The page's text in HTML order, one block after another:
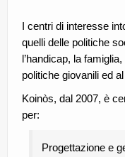
I centri di interesse
quelli delle politiche
l’handicap, la
politiche giovanili ed
Koinòs, dal 2007, è
per:
Progettazione e